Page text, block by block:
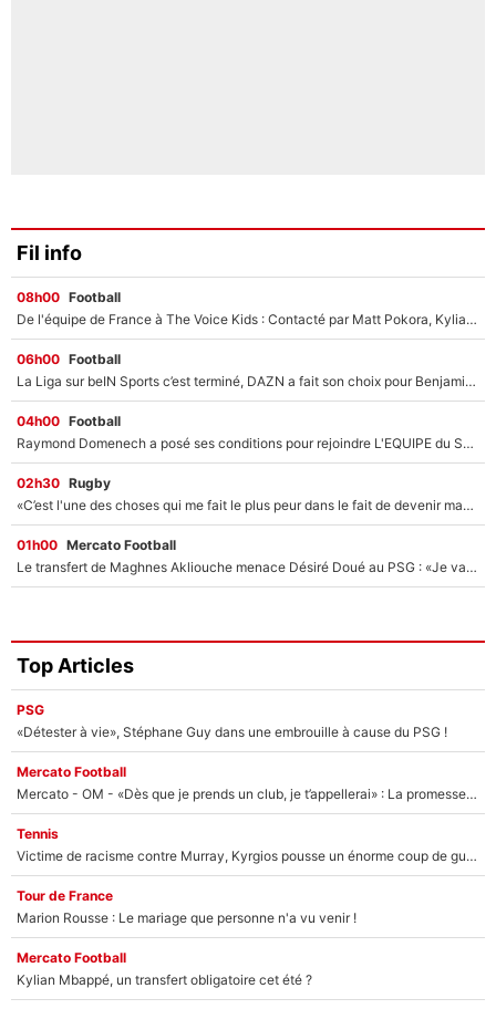
Fil info
08h00 Football
De l'équipe de France à The Voice Kids : Contacté par Matt Pokora, Kylian Mbappé a accepté de jouer un rôle inédit sur TF1 !
06h00 Football
La Liga sur beIN Sports c’est terminé, DAZN a fait son choix pour Benjamin Da Silva et Omar Da Fonseca !
04h00 Football
Raymond Domenech a posé ses conditions pour rejoindre L'EQUIPE du Soir : Il refuse de faire l'émission avec un autre chroniqueur !
02h30 Rugby
«C’est l'une des choses qui me fait le plus peur dans le fait de devenir maman» : En couple avec Antoine Dupont, Iris Mittenaere s'inquiète déjà pour ses futurs enfants !
01h00 Mercato Football
Le transfert de Maghnes Akliouche menace Désiré Doué au PSG : «Je valide à 200%»
Top Articles
PSG
«Détester à vie», Stéphane Guy dans une embrouille à cause du PSG !
Mercato Football
Mercato - OM - «Dès que je prends un club, je t’appellerai» : La promesse de Marcelino au moment de claquer la porte
Tennis
Victime de racisme contre Murray, Kyrgios pousse un énorme coup de gueule !
Tour de France
Marion Rousse : Le mariage que personne n'a vu venir !
Mercato Football
Kylian Mbappé, un transfert obligatoire cet été ?